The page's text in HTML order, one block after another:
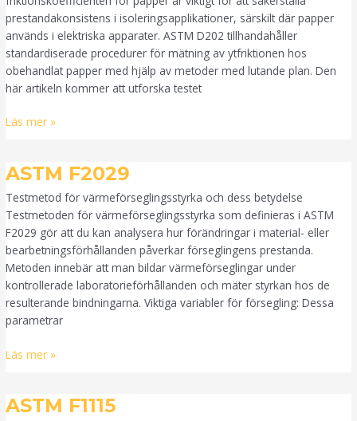
prestandakonsistens i isoleringsapplikationer, särskilt där papper
används i elektriska apparater. ASTM D202 tillhandahåller
standardiserade procedurer för mätning av ytfriktionen hos
obehandlat papper med hjälp av metoder med lutande plan. Den
här artikeln kommer att utforska testet
Läs mer »
ASTM F2029
Testmetod för värmeförseglingsstyrka och dess betydelse
Testmetoden för värmeförseglingsstyrka som definieras i ASTM
F2029 gör att du kan analysera hur förändringar i material- eller
bearbetningsförhållanden påverkar förseglingens prestanda.
Metoden innebär att man bildar värmeförseglingar under
kontrollerade laboratorieförhållanden och mäter styrkan hos de
resulterande bindningarna. Viktiga variabler för försegling: Dessa
parametrar
ASTM
Läs mer »
ASTM F1115
ASTM